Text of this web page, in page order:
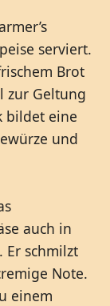
serviert.
Brot
zur Geltung
bildet eine
und
auch in
schmilzt
Note.
einem